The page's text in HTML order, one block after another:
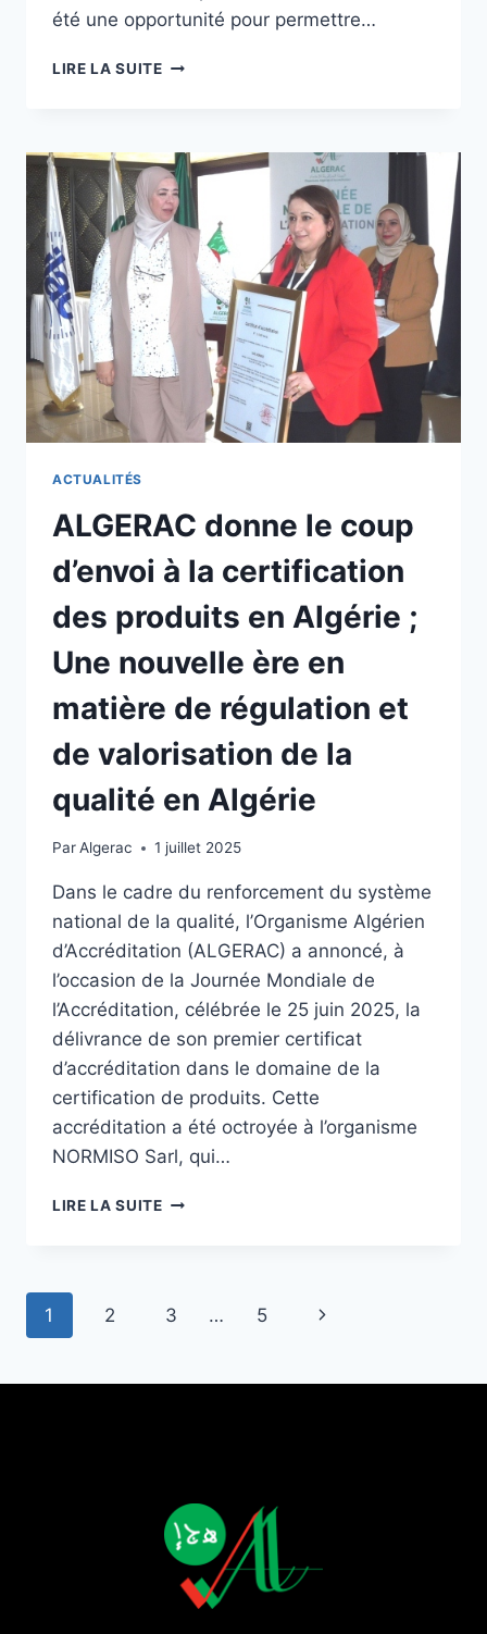
été une opportunité pour permettre…
LIRE LA SUITE
ACTUALITÉS
ALGERAC donne le coup
d’envoi à la certification
des produits en Algérie ;
Une nouvelle ère en
matière de régulation et
de valorisation de la
qualité en Algérie
ParAlgerac 1 juillet 2025
Dans le cadre du renforcement du système
national de la qualité, l’Organisme Algérien
d’Accréditation (ALGERAC) a annoncé, à
l’occasion de la Journée Mondiale de
l’Accréditation, célébrée le 25 juin 2025, la
délivrance de son premier certificat
d’accréditation dans le domaine de la
certification de produits. Cette
accréditation a été octroyée à l’organisme
NORMISO Sarl, qui…
LIRE LA SUITE
1 2 3 … 5